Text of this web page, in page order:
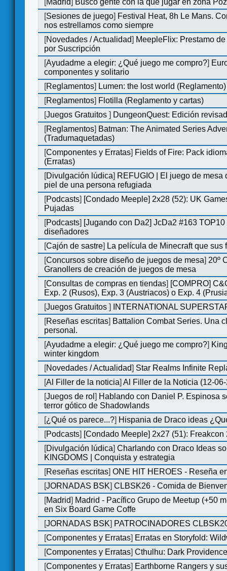
Madrid
Busco gente con la que jugar en zona
[Sesiones de juego] Festival Heat, 8h Le Mans.
nos estrellamos como siempre
[Novedades / Actualidad] MeepleFlix: Prestamo
por Suscripción
[Ayudadme a elegir: ¿Qué juego me compro?]
componentes y solitario
[Reglamentos] Lumen: the lost world (Reglamento)
[Reglamentos] Flotilla (Reglamento y cartas)
[Juegos Gratuitos] DungeonQuest: Edición
[Reglamentos] Batman: The Animated Series
(Tradumaquetadas)
[Componentes y Erratas] Fields of Fire: Pack
(Erratas)
[Divulgación lúdica] REFUGIO | El juego de mesa
piel de una persona refugiada
[Podcasts] [Condado Meeple] 2x28 (52): UK
Pujadas
[Podcasts] [Jugando con Da2] JcDa2 #163
diseñadores
[Cajón de sastre] La película de Minecraft que sus
[Concursos sobre diseño de juegos de mesa] 20º
Granollers de creación de juegos de mesa
[Consultas de compras en tiendas] [COMPRO]
Exp. 2 (Rusos), Exp. 3 (Austriacos) o Exp. 4
[Juegos Gratuitos]
INTERNATIONAL
[Reseñas escritas] Battalion Combat Series. Una
personal.
[Ayudadme a elegir: ¿Qué juego me compro?]
winter kingdom
[Novedades / Actualidad] Star Realms Infinite
[Al Filler de la noticia]Al Filler de la Noticia (12-
[Juegos de rol] Hablando con Daniel P. Espinosa
terror gótico de Shadowlands
[¿Qué os parece...?] Hispania de Draco ideas
[Podcasts] [Condado Meeple] 2x27 (51): Freakcon
[Divulgación lúdica]Charlando con Draco Ideas
KINGDOMS | Conquista y estrategia
[Reseñas escritas]ONE HIT HEROES - Reseña
[JORNADAS BSK]CLBSK26 - Comida de
[Madrid] Madrid - Pacífico Grupo de Meetup (+50
en Six Board Game Coffe
[JORNADAS BSK] PATROCINADORES
[Componentes y Erratas] Erratas en Storyfold:
[Componentes y Erratas]Cthulhu: Dark
[Componentes y Erratas] Earthborne Rangers y